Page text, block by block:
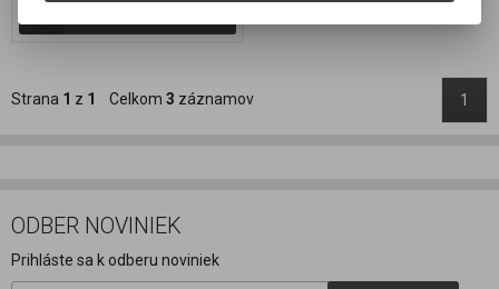
Strana 1 z 1 Celkom 3 záznamov 1
ODBER NOVINIEK
Prihláste sa k odberu noviniek